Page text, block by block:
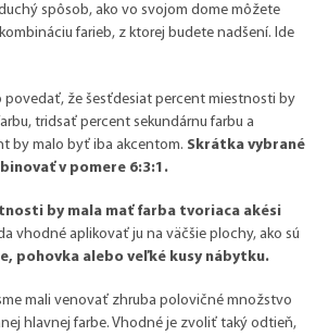
spôsob, ako vo svojom dome môžete
farieb, z ktorej budete nadšení. Ide
povedať, že šesťdesiat percent miestnosti by
tridsať percent sekundárnu farbu a
by malo byť iba akcentom. Skrátka vybrané
v pomere 6:3:1.
by mala mať farba tvoriaca akési
vhodné aplikovať ju na väčšie plochy, ako sú
pohovka alebo veľké kusy nábytku.
mali venovať zhruba polovičné množstvo
hlavnej farbe. Vhodné je zvoliť taký odtieň,